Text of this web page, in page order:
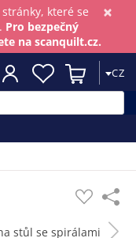
×
které se
Pro bezpečný
na scanquilt.cz.
CZ